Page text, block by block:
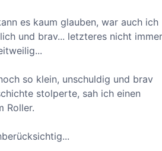
es kaum glauben, war auch ich
und brav... letzteres nicht
so klein, unschuldig und brav
stolperte, sah ich einen
Roller.